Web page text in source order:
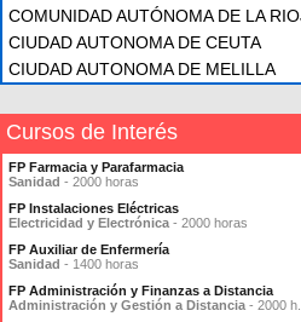
COMUNIDAD AUTÓNOMA DE LA
CIUDAD AUTONOMA DE CEUTA
CIUDAD AUTONOMA DE MELILLA
Cursos de Interés
FP Farmacia y Parafarmacia
Sanidad - 2000 horas
FP Instalaciones Eléctricas
Electricidad y Electrónica - 2000 horas
FP Auxiliar de Enfermería
Sanidad - 1400 horas
FP Administración y Finanzas a Distancia
Administración y Gestión a Distancia - 2000 h.